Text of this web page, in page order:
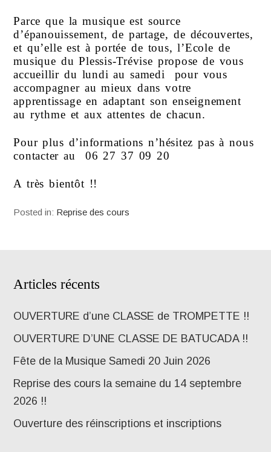
Parce que la musique est source
d’épanouissement, de partage, de découvertes,
et qu’elle est à portée de tous, l’Ecole de
musique du Plessis-Trévise propose de vous
accueillir du lundi au samedi pour vous
accompagner au mieux dans votre
apprentissage en adaptant son enseignement
au rythme et aux attentes de chacun.
Pour plus d’informations n’hésitez pas à nous
contacter au 06 27 37 09 20
A très bientôt !!
Posted in: Reprise des cours
Articles récents
OUVERTURE d’une CLASSE de TROMPETTE !!
OUVERTURE D’UNE CLASSE DE BATUCADA !!
Fête de la Musique Samedi 20 Juin 2026
Reprise des cours la semaine du 14 septembre
2026 !!
Ouverture des réinscriptions et inscriptions